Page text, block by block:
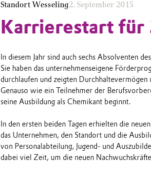
Standort Wesseling2. September 2015
Karrierestart für
In diesem Jahr sind auch sechs Absolventen
Sie haben das unternehmenseigene
durchlaufen und zeigten
Genauso wie ein Teilnehmer der
seine Ausbildung als Chemikant beginnt.
In den ersten beiden Tagen erhielten die
das Unternehmen, den Standort und die
von Personalabteilung, Jugend- und
dabei viel Zeit, um die neuen